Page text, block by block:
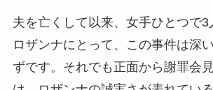
夫を亡くして以来、女手ひとつで3
ロザンナにとって、この事件は深
ずです。それでも正面から謝罪会